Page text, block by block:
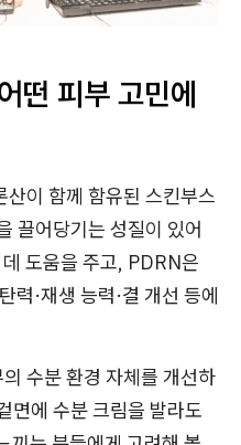
떤 피부 고민에
이 함께 함유된 스킨부스
끌어당기는 성질이 있어
도움을 주고, PDRN은
력·재생 능력·결 개선 등에
수분 환경 자체를 개선하
면에 수분 크림을 발라도